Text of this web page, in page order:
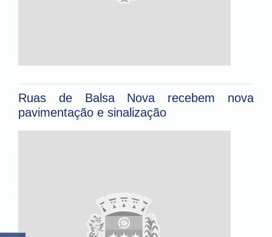
Ruas de Balsa Nova recebem nova
pavimentação e sinalização